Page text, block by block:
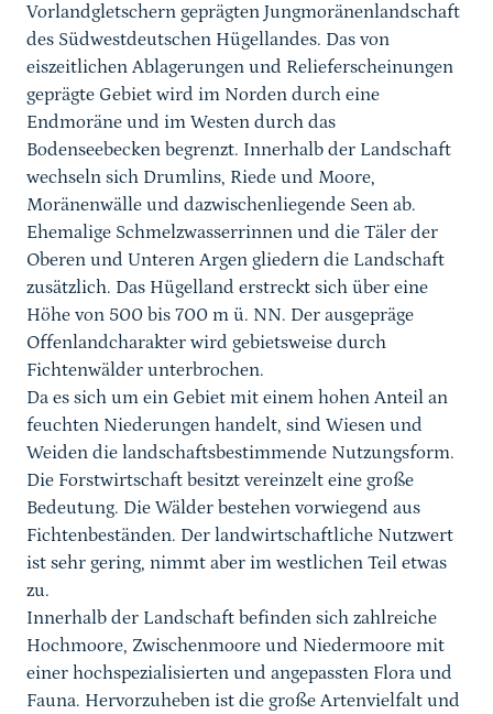
Vorlandgletschern geprägten Jungmoränenlandschaft
des Südwestdeutschen Hügellandes. Das von
eiszeitlichen Ablagerungen und Relieferscheinungen
geprägte Gebiet wird im Norden durch eine
Endmoräne und im Westen durch das
Bodenseebecken begrenzt. Innerhalb der Landschaft
wechseln sich Drumlins, Riede und Moore,
Moränenwälle und dazwischenliegende Seen ab.
Ehemalige Schmelzwasserrinnen und die Täler der
Oberen und Unteren Argen gliedern die Landschaft
zusätzlich. Das Hügelland erstreckt sich über eine
Höhe von 500 bis 700 m ü. NN. Der ausgepräge
Offenlandcharakter wird gebietsweise durch
Fichtenwälder unterbrochen.
Da es sich um ein Gebiet mit einem hohen Anteil an
feuchten Niederungen handelt, sind Wiesen und
Weiden die landschaftsbestimmende Nutzungsform.
Die Forstwirtschaft besitzt vereinzelt eine große
Bedeutung. Die Wälder bestehen vorwiegend aus
Fichtenbeständen. Der landwirtschaftliche Nutzwert
ist sehr gering, nimmt aber im westlichen Teil etwas
zu.
Innerhalb der Landschaft befinden sich zahlreiche
Hochmoore, Zwischenmoore und Niedermoore mit
einer hochspezialisierten und angepassten Flora und
Fauna. Hervorzuheben ist die große Artenvielfalt und